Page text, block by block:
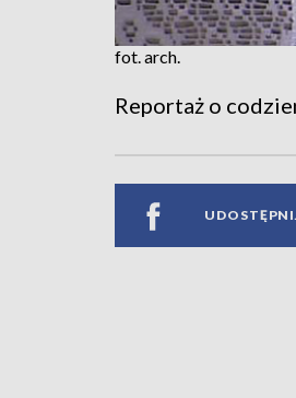
fot. arch.
Reportaż o